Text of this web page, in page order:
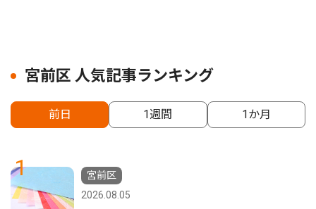
宮前区 人気記事ランキング
前日 1週間 1か月
1
宮前区
2026.08.05